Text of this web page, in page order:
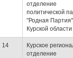
отделение
политической
"Родная
Курской области
14
Курское
отделение